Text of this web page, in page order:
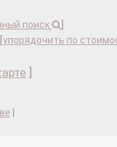
поиск
упорядочить по